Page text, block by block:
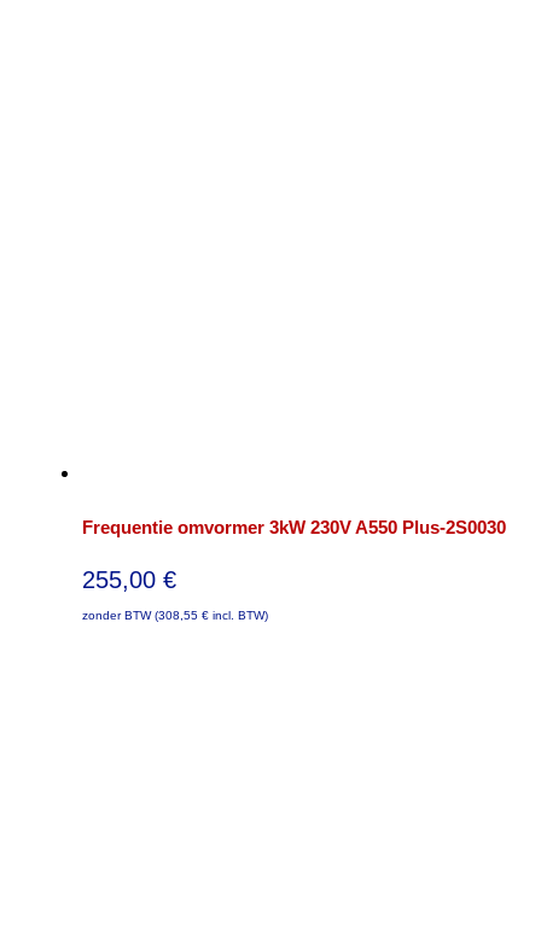
Frequentie omvormer 3kW 230V A550 Plus-2S0030
255,00 €
zonder BTW (308,55 € incl. BTW)